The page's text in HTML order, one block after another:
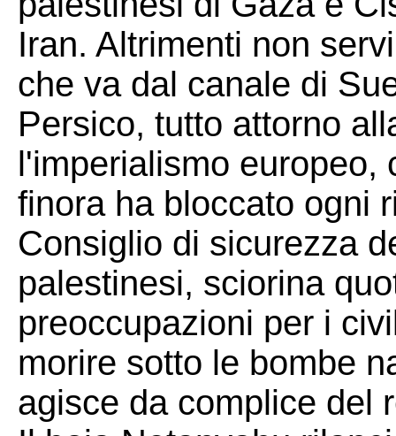
Iran. Altrimenti non
che va dal canale di
Persico, tutto attorno
l'imperialismo europeo,
finora ha bloccato ogni
Consiglio di sicurezza
palestinesi, sciorina
preoccupazioni per i
morire sotto le bombe
agisce da complice del